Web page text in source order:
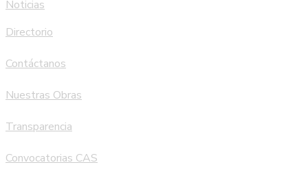
Noticias
Directorio
Contáctanos
Nuestras Obras
Transparencia
Convocatorias CAS